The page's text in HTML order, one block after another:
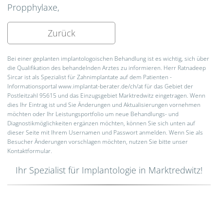
Propphylaxe,
Zurück
Bei einer geplanten implantologoischen Behandlung ist es wichtig, sich über
die Qualifikation des behandelnden Arztes zu informieren. Herr Ratnadeep
Sircar ist als Spezialist für Zahnimplantate auf dem Patienten -
Informationsportal www.implantat-berater.de/ch/at für das Gebiet der
Postleitzahl 95615 und das Einzugsgebiet Marktredwitz eingetragen. Wenn
dies Ihr Eintrag ist und Sie Änderungen und Aktualisierungen vornehmen
möchten oder Ihr Leistungsportfolio um neue Behandlungs- und
Diagnostikmöglichkeiten ergänzen möchten, können Sie sich unten auf
dieser Seite mit Ihrem Usernamen und Passwort anmelden. Wenn Sie als
Besucher Änderungen vorschlagen möchten, nutzen Sie bitte unser
Kontaktformular.
Ihr Spezialist für Implantologie in Marktredwitz!